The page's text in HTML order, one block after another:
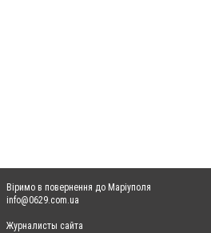
Віримо в повернення до Маріуполя
info@0629.com.ua
Журналисты сайта